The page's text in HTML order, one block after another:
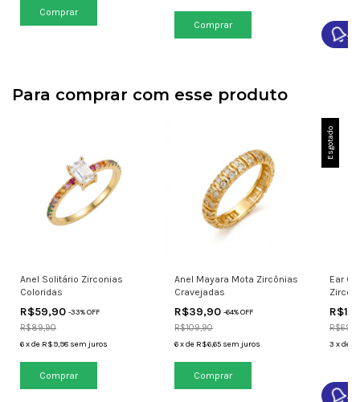
Comprar
Comprar
Para comprar com esse produto
Anel Solitário Zirconias
Coloridas
R$59,90 -33% OFF
R$89,90
6xde R$9,98 sem juros
Comprar
Anel Mayara Mota Zircônias
Cravejadas
R$39,90-64% OFF
R$109,90
6 xde R$6,65 sem juros
Comprar
Esgotado
Ear
3 xde